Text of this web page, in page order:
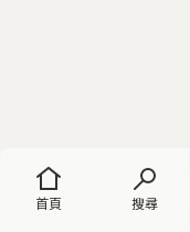
首頁 搜尋